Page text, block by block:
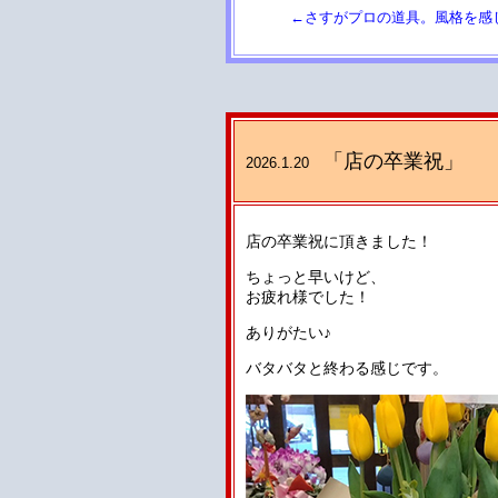
←さすがプロの道具。風格を
2026.1.20 「店の卒業祝」
店の卒業祝に頂きました！
ちょっと早いけど、
お疲れ様でした！
ありがたい♪
バタバタと終わる感じです。️